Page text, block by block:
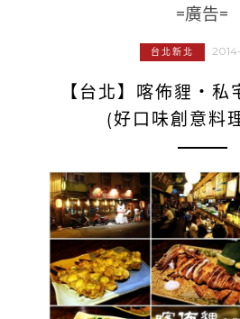
=廣告=
台北新北
【台北】喀佈貍‧私
(好口味創意料